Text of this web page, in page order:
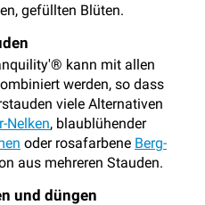
gefüllten Blüten.
kann mit allen
werden, so dass
viele Alternativen
Nelken, blaublühender
oder rosafarbene Berg-
aus mehreren Stauden.
und düngen